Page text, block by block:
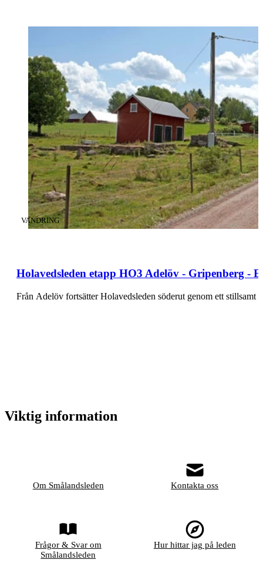
Holavedsleden etapp HO3 Adelöv - Gripenberg -
KATEGORI:
VANDRING
Från Adelöv fortsätter Holavedsleden söderut genom ett
Viktig information
Om Smålandsleden Kontakta oss
Frågor & Svar om
Smålandsleden
Hur hittar jag på leden